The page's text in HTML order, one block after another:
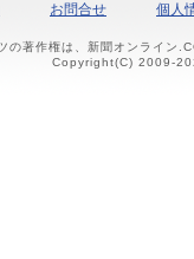
お問合せ 個人
著作権は、新聞オンライン
Copyright(C) 2009-